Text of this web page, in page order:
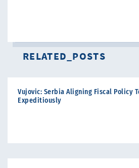
RELATED_POSTS
Vujovic: Serbia Aligning Fiscal Policy
Expeditiously